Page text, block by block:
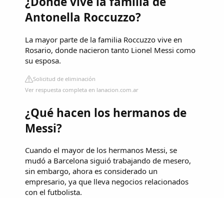
Antonella Roccuzzo?
La mayor parte de la familia Roccuzzo vive en
Rosario, donde nacieron tanto Lionel Messi como
su esposa.
Solicitud de eliminación
Ver respuesta completa en lanacion.com.ar
¿Qué hacen los hermanos de
Messi?
Cuando el mayor de los hermanos Messi, se
mudó a Barcelona siguió trabajando de mesero,
sin embargo, ahora es considerado un
empresario, ya que lleva negocios relacionados
con el futbolista.